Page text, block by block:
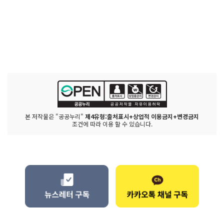
본 저작물은 "공공누리" 제4유형:출처표시+상업적 이용금지+변경금지
조건에 따라 이용 할 수 있습니다.